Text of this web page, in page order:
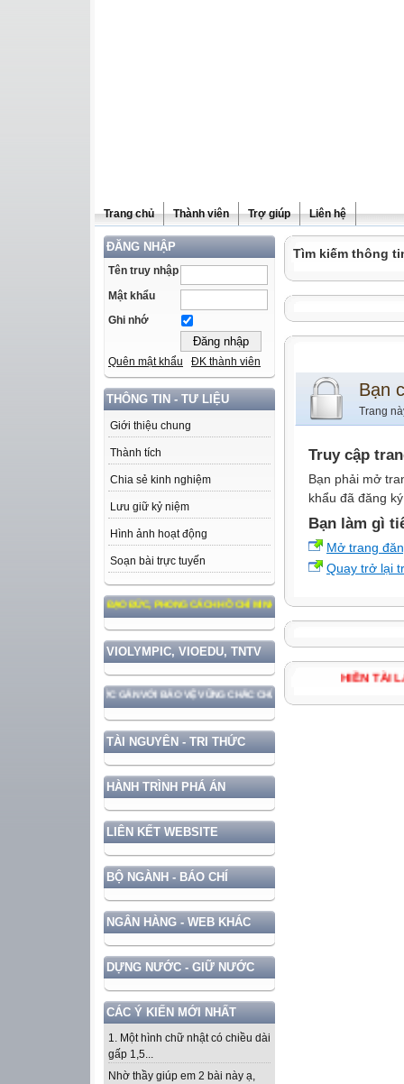
Trang chủ Thành viên Trợ giúp Liên hệ
ĐĂNG NHẬP
Tên truy nhập
Mật khẩu
Ghi nhớ
Quên mật khẩu ĐK thành viên
THÔNG TIN - TƯ LIỆU
Giới thiệu chung
Thành tích
Chia sẻ kinh nghiệm
Lưu giữ kỷ niệm
Hình ảnh hoạt động
Soạn bài trực tuyến
THEO TƯ TƯỞNG, ĐẠO ĐỨC, PHONG CÁCH HỒ CHÍ MINH
VIOLYMPIC, VIOEDU, TNTV
TRIỂN ĐẤT NƯỚC GẮN VỚI BẢO VỆ VỮNG CHẮC CHỦ QUYỀN VÀ ĐỘC LẬP DÂN TỘC!
TÀI NGUYÊN - TRI THỨC
HÀNH TRÌNH PHÁ ÁN
LIÊN KẾT WEBSITE
BỘ NGÀNH - BÁO CHÍ
NGÂN HÀNG - WEB KHÁC
DỰNG NƯỚC - GIỮ NƯỚC
CÁC Ý KIẾN MỚI NHẤT
1. Một hình chữ nhật có chiều dài
gấp 1,5...
Nhờ thầy giúp em 2 bài này ạ,
Tìm kiếm thông
Bạn
Trang
Truy cập
Bạn phải mở
khẩu đã đăng
Bạn làm gì
Mở trang
Quay trở lại
HIỀN